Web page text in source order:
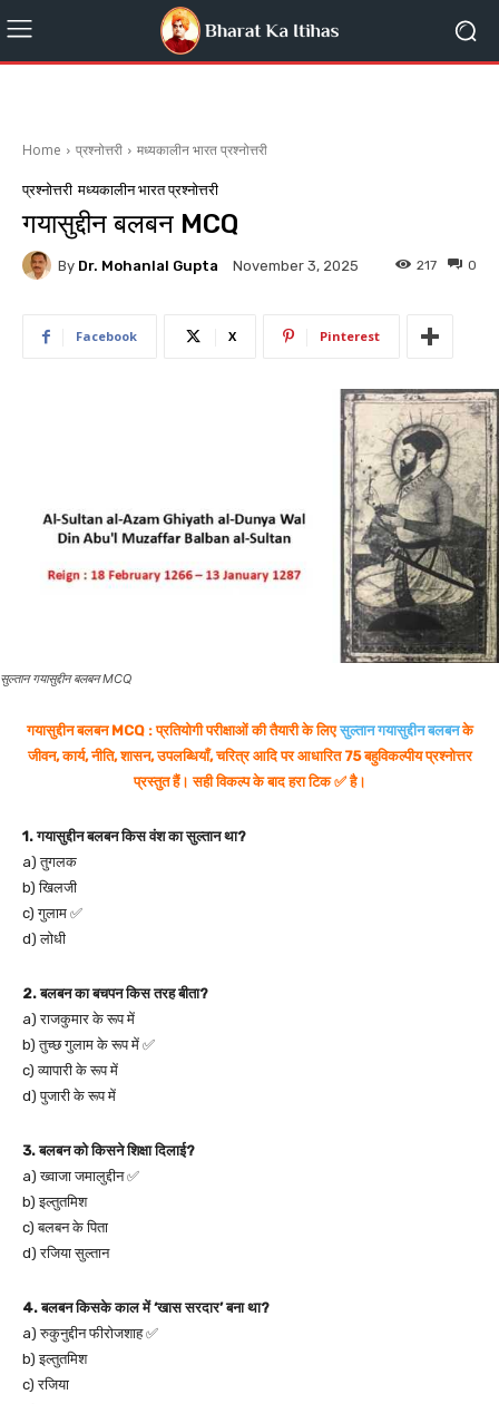
Home प्रश्नोत्तरी मध्यकालीन भारत प्रश्नोत्तरी
प्रश्नोत्तरी मध्यकालीन भारत प्रश्नोत्तरी
गयासुद्दीन बलबन MCQ
By Dr. Mohanlal Gupta November 3, 2025 0
217
Facebook X Pinterest
सुल्तान गयासुद्दीन बलबन MCQ
गयासुद्दीन बलबन MCQ : प्रतियोगी परीक्षाओं की तैयारी के लिएसुल्तान गयासुद्दीन बलबनके
जीवन, कार्य, नीति, शासन, उपलब्धियाँ, चरित्र आदि पर आधारित 75 बहुविकल्पीय प्रश्नोत्तर
प्रस्तुत हैं। सही विकल्प के बाद हरा टिक ✅ है।
1. गयासुद्दीन बलबन किस वंश का सुल्तान था?
a) तुगलक
b) खिलजी
c) गुलाम ✅
d) लोधी
2. बलबन का बचपन किस तरह बीता?
a) राजकुमार के रूप में
b) तुच्छ गुलाम के रूप में ✅
c) व्यापारी के रूप में
d) पुजारी के रूप में
3. बलबन को किसने शिक्षा दिलाई?
a) ख्वाजा जमालुद्दीन ✅
b) इल्तुतमिश
c) बलबन के पिता
d) रजिया सुल्तान
4. बलबन किसके काल में ‘खास सरदार’ बना था?
a) रुकुनुद्दीन फीरोजशाह ✅
b) इल्तुतमिश
c) रजिया